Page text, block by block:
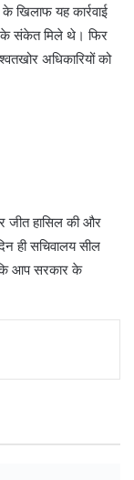
खिलाफ यह कार्रवाई
के संकेत मिले थे। फिर
अधिकारियों को
जीत हासिल की और
ही सचिवालय सील
आप सरकार के